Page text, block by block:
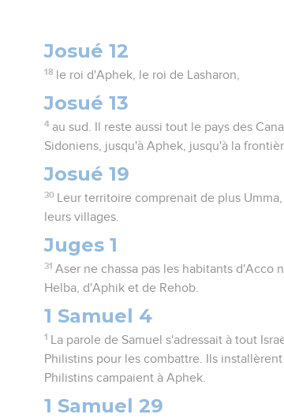
Josué 12
18 le roi d'Aphek, le roi de Lasharon,
Josué 13
4 au sud. Il reste aussi tout le pays des
Sidoniens, jusqu'à Aphek, jusqu'à la
Josué 19
30
Leur territoire comprenait de plus
leurs villages.
Juges 1
31 Aser ne chassa pas les habitants d'Acco
Helba, d'Aphik et de Rehob.
1 Samuel 4
1
La parole de Samuel s'adressait à tout
Philistins pour les combattre. Ils
Philistins campaient à Aphek.
1 Samuel 29